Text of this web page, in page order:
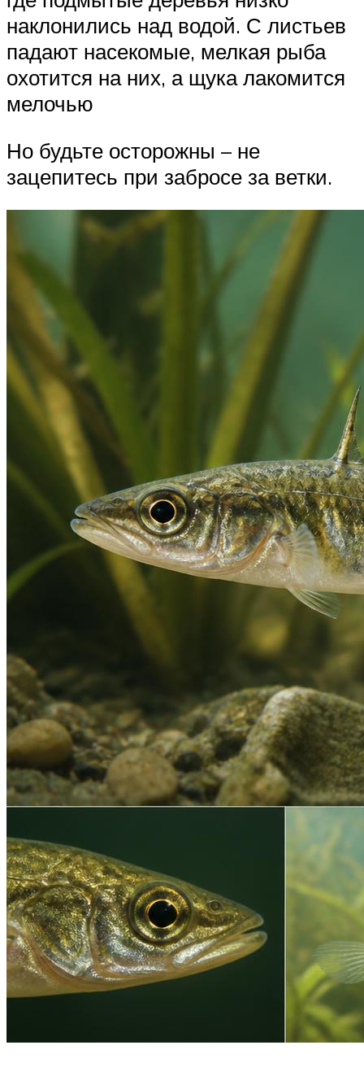
наклонились над водой. С листьев
падают насекомые, мелкая рыба
охотится на них, а щука лакомится
мелочью
Но будьте осторожны – не
зацепитесь при забросе за ветки.